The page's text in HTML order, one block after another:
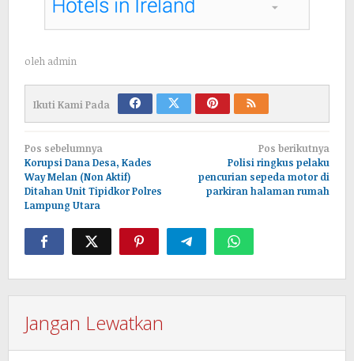
oleh admin
Ikuti Kami Pada
Navigasi
pos
Pos sebelumnya
Korupsi Dana Desa, Kades
Way Melan (Non Aktif)
Ditahan Unit Tipidkor Polres
Lampung Utara
Pos berikutnya
Polisi ringkus pelaku
pencurian sepeda motor di
parkiran halaman rumah
Jangan Lewatkan